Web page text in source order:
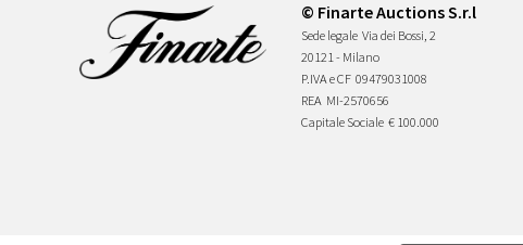
© Finarte Auctions S.r.l
Sede legale Via dei Bossi, 2
20121 - Milano
P.IVA e CF 09479031008
REA MI-2570656
Capitale Sociale € 100.000